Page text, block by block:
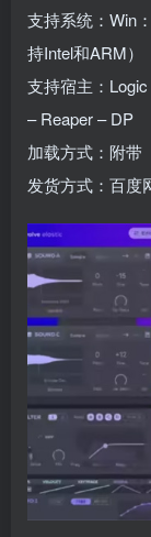
支持系统：Win
持Intel和ARM）
支持宿主：
– Reaper – DP
加载方式：附带
发货方式：百度